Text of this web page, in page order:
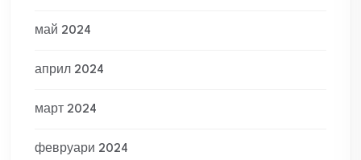
май 2024
април 2024
март 2024
февруари 2024